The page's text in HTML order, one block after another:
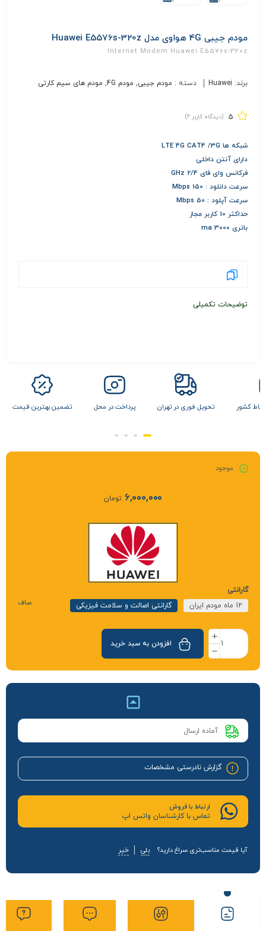
مودم جیبی 4G هواوی مدل Huawei E5576s-320z
Internet Modem Huawei E5576s-320z
برند: Huawei دسته : مودم جیبی, مودم 4G , مودم های سیم کارتی
5 (دیدگاه کاربر 2
)
شبکه ها LTE 4G CAT4 /3G
دارای آنتن داخلی
فرکانس وای فای 2/4 GHz
سرعت دانلود : 150 Mbps
سرعت آپلود : 50 Mbps
حداکثر 10 کاربر مجاز
باتری 3000 ma
توضیحات تکمیلی
نقاط کشور تحویل فوری در تهران پرداخت در محل تضمین بهترین قیمت
موجود
6,000,000 تومان
گارانتی
12 ماه مودم ایران
گارانتی اصالت و سلامت فیزیکی صاف
افزودن به سبد خرید
آماده ارسال
گزارش نادرستی مشخصات
ارتباط با فروش
تماس با کارشناسان واتس اپ
آیا قیمت مناسب‌تری سراغ دارید؟ بلی خیر